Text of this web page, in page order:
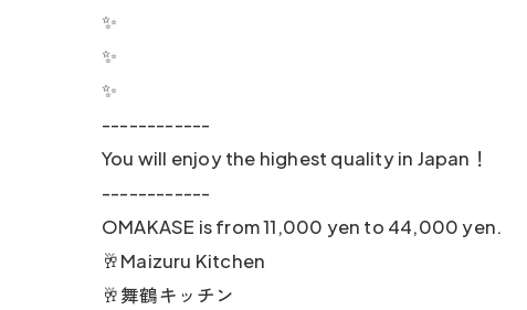
✨
✨
✨
------------
You will enjoy the highest quality in Japan！
------------
OMAKASE is from 11,000 yen to 44,000 yen.
🥂Maizuru Kitchen
🥂舞鶴キッチン